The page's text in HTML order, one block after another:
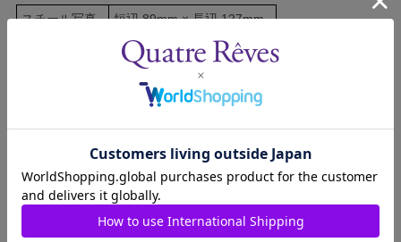
スチール写真
短辺 89mm × 長辺 127mm
短辺 127mm × 長辺 178mm
短辺 217mm × 長辺 305mm
短辺 213mm × 長辺 305mm
四切写真（3）
短辺 254mm × 長辺 305mm
短辺 305mm × 長辺 432mm
全紙写真
短辺 402mm × 長辺 559mm
写真のサイズにつきまして、下記の件も併せてご了承ください。